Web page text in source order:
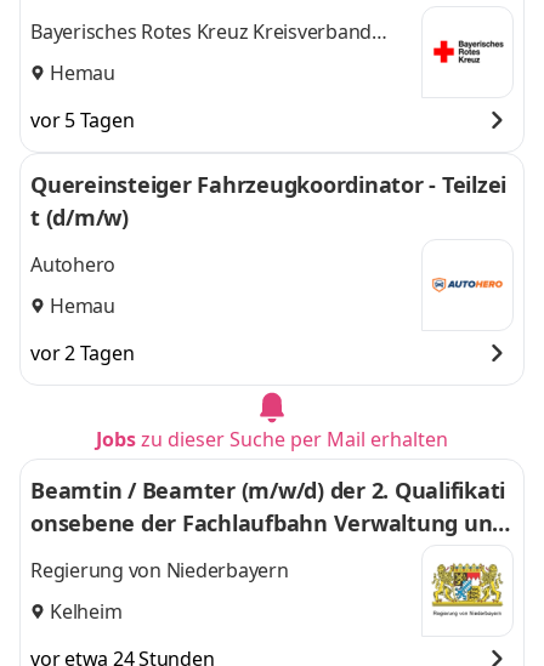
Bayerisches Rotes Kreuz Kreisverband
Regensburg
Hemau
vor 5 Tagen
Quereinsteiger Fahrzeugkoordinator - Teilzei
t (d/m/w)
Autohero
Hemau
vor 2 Tagen
Jobszu dieser Suche per Mail erhalten
Beamtin / Beamter (m/w/d) der 2. Qualifikati
onsebene der Fachlaufbahn Verwaltung und
Finanzen mit dem fachlichen Schwerpunkt ni
chttechnischer Verwaltungsdienst
Regierung von Niederbayern
Kelheim
vor etwa 24 Stunden